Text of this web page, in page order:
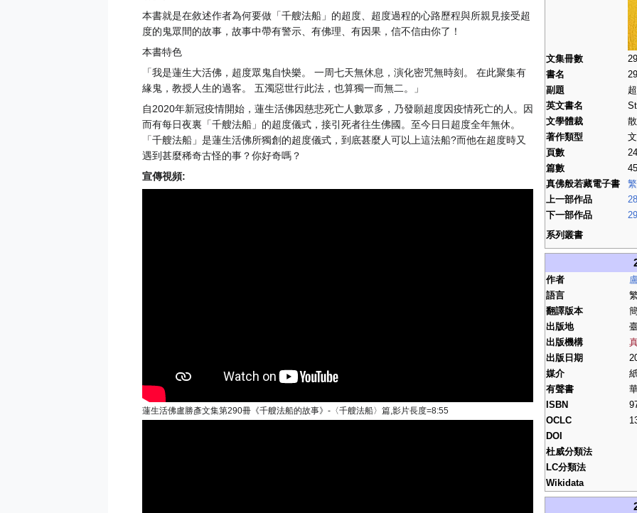
文集冊數
書名
副題
英文書名
文學體裁
著作類型
頁數
篇數
45
真佛般若藏電子書
上一部作品
下一部作品
系列叢書
作者
語言
翻譯版本
出版地
出版機構
出版日期
媒介
有聲書
ISBN
OCLC
DOI
杜威分類法
LC分類法
Wikidata
本書就是在敘述作者為何要做「千艘法船」的超度、超度過程的心路歷程與所親見接受超
度的鬼眾間的故事，故事中帶有警示、有佛理、有因果，信不信由你了！
本書特色
「我是蓮生大活佛，超度眾鬼自快樂。 一周七天無休息，演化密咒無時刻。 在此聚集有
緣鬼，教授人生的過客。 五濁惡世行此法，也算獨一而無二。」
自2020年新冠疫情開始，蓮生活佛因慈悲死亡人數眾多，乃發願超度因疫情死亡的人。因
而有每日夜裏「千艘法船」的超度儀式，接引死者往生佛國。至今日日超度全年無休。
「千艘法船」是蓮生活佛所獨創的超度儀式，到底甚麼人可以上這法船?而他在超度時又
遇到甚麼稀奇古怪的事？你好奇嗎？
宣傳視頻:
蓮生活佛盧勝彥文集第290冊《千艘法船的故事》-〈千艘法船〉篇,影片長度=8:55